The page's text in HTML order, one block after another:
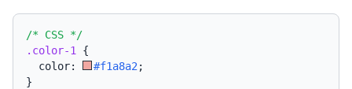
/* CSS */
.color-1
{
  color:
#f1a8a2 ;
}